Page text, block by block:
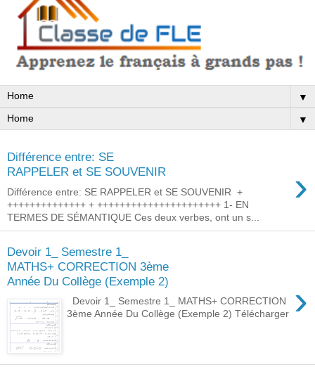
▼
▼
Différence entre: SE
RAPPELER et SE SOUVENIR
›
Différence entre: SE RAPPELER et SE SOUVENIR +
++++++++++++++ + ++++++++++++++++++++++ 1- EN
TERMES DE SÉMANTIQUE Ces deux verbes, ont un s...
Devoir 1_ Semestre 1_
MATHS+ CORRECTION 3ème
Année Du Collège (Exemple 2)
›
Devoir 1_ Semestre 1_ MATHS+ CORRECTION
3ème Année Du Collège (Exemple 2) Télécharger